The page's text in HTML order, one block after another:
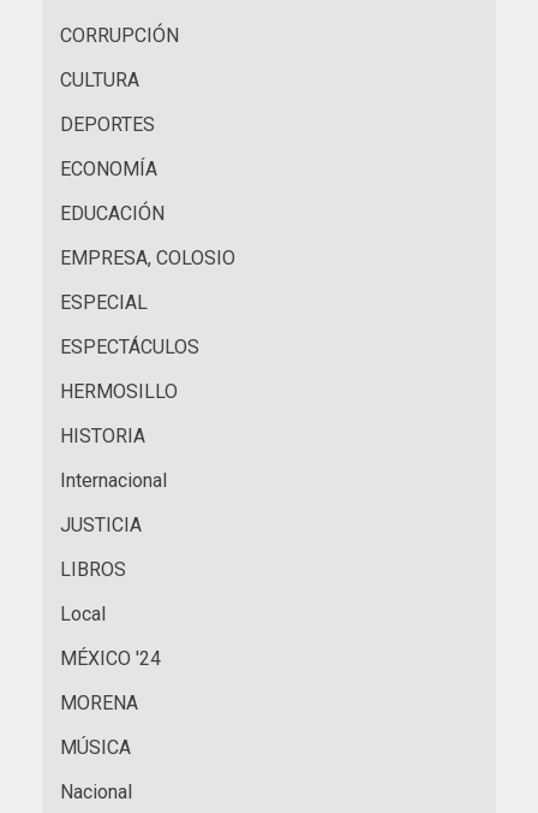
CORRUPCIÓN
CULTURA
DEPORTES
ECONOMÍA
EDUCACIÓN
EMPRESA, COLOSIO
ESPECIAL
ESPECTÁCULOS
HERMOSILLO
HISTORIA
Internacional
JUSTICIA
LIBROS
Local
MÉXICO '24
MORENA
MÚSICA
Nacional